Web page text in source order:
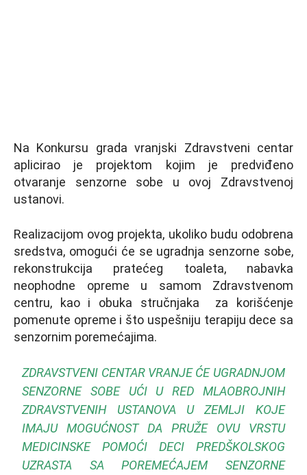
Na Konkursu grada vranjski Zdravstveni centar
aplicirao je projektom kojim je predviđeno
otvaranje senzorne sobe u ovoj Zdravstvenoj
ustanovi.
Realizacijom ovog projekta, ukoliko budu odobrena
sredstva, omogući će se ugradnja senzorne sobe,
rekonstrukcija pratećeg toaleta, nabavka
neophodne opreme u samom Zdravstvenom
centru, kao i obuka stručnjaka za korišćenje
pomenute opreme i što uspešniju terapiju dece sa
senzornim poremećajima.
ZDRAVSTVENI CENTAR VRANJE ĆE UGRADNJOM
SENZORNE SOBE UĆI U RED MLAOBROJNIH
ZDRAVSTVENIH USTANOVA U ZEMLJI KOJE
IMAJU MOGUĆNOST DA PRUŽE OVU VRSTU
MEDICINSKE POMOĆI DECI PREDŠKOLSKOG
UZRASTA SA POREMEĆAJEM SENZORNE